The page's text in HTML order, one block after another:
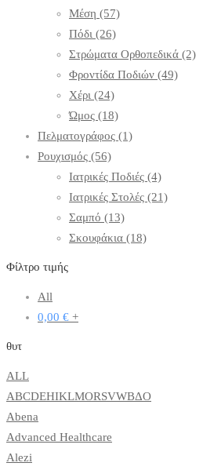
Μέση (57)
Πόδι (26)
Στρώματα Ορθοπεδικά (2)
Φροντίδα Ποδιών (49)
Χέρι (24)
Ώμος (18)
Πελματογράφος (1)
Ρουχισμός (56)
Ιατρικές Ποδιές (4)
Ιατρικές Στολές (21)
Σαμπό (13)
Σκουφάκια (18)
Φίλτρο τιμής
All
0,00 € +
θυτ
ALL
ABCDEHIKLMORSVWΒΔΟ
Abena
Advanced Healthcare
Alezi